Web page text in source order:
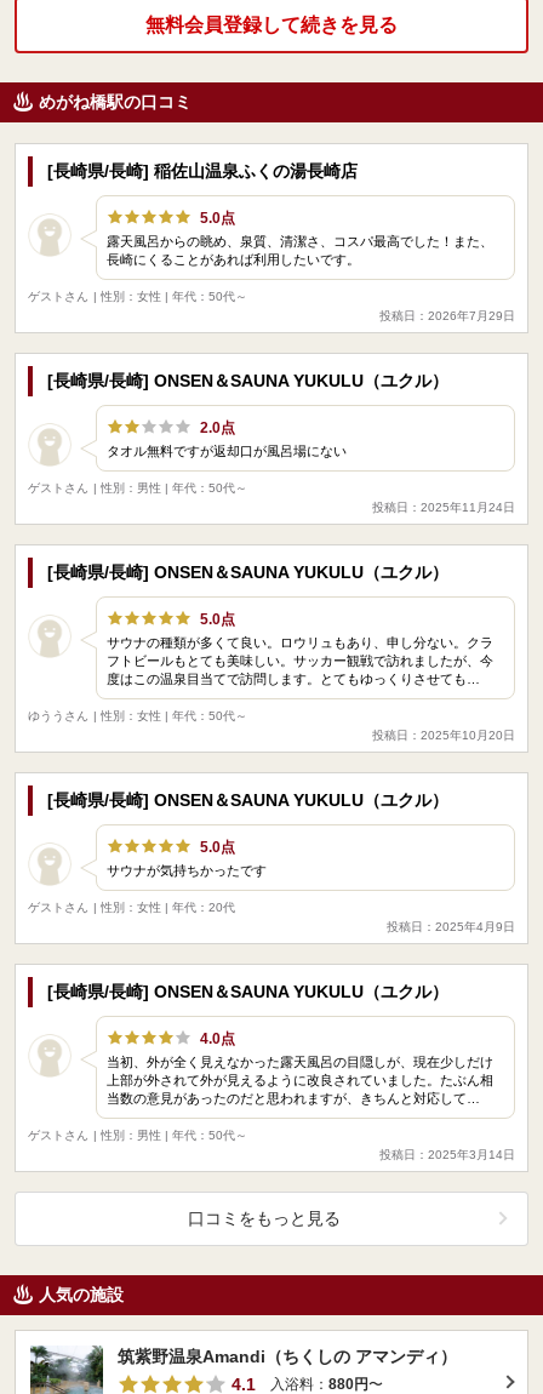
無料会員登録して続きを見る
めがね橋駅の口コミ
[長崎県/長崎] 稲佐山温泉ふくの湯長崎店
5.0点
露天風呂からの眺め、泉質、清潔さ、コスパ最高でした！また、
長崎にくることがあれば利用したいです。
ゲストさん
| 性別：女性 | 年代：50代～
投稿日：2026年7月29日
[長崎県/長崎] ONSEN＆SAUNA YUKULU（ユクル）
2.0点
タオル無料ですが返却口が風呂場にない
ゲストさん
| 性別：男性 | 年代：50代～
投稿日：2025年11月24日
[長崎県/長崎] ONSEN＆SAUNA YUKULU（ユクル）
5.0点
サウナの種類が多くて良い。ロウリュもあり、申し分ない。クラ
フトビールもとても美味しい。サッカー観戦で訪れましたが、今
度はこの温泉目当てで訪問します。とてもゆっくりさせても…
ゆううさん
| 性別：女性 | 年代：50代～
投稿日：2025年10月20日
[長崎県/長崎] ONSEN＆SAUNA YUKULU（ユクル）
5.0点
サウナが気持ちかったです
ゲストさん
| 性別：女性 | 年代：20代
投稿日：2025年4月9日
[長崎県/長崎] ONSEN＆SAUNA YUKULU（ユクル）
4.0点
当初、外が全く見えなかった露天風呂の目隠しが、現在少しだけ
上部が外されて外が見えるように改良されていました。たぶん相
当数の意見があったのだと思われますが、きちんと対応して…
ゲストさん
| 性別：男性 | 年代：50代～
投稿日：2025年3月14日
口コミをもっと見る
人気の施設
筑紫野温泉Amandi（ちくしの アマンディ）
4.1
入浴料： 880円〜